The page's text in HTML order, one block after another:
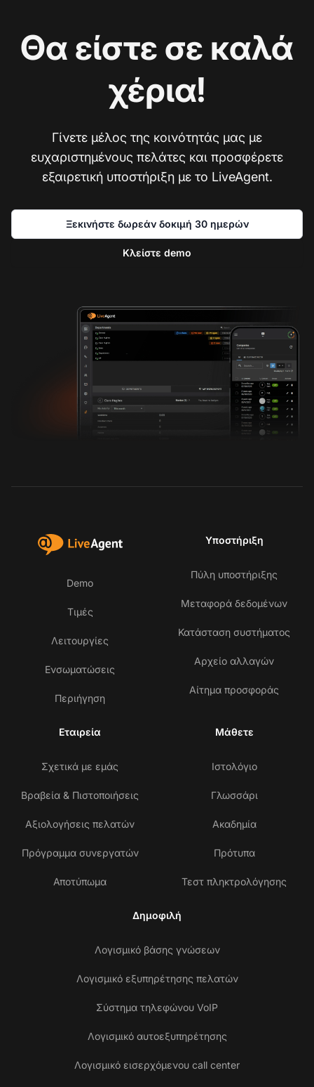
Θα είστε σε καλά
χέρια!
Γίνετε μέλος της κοινότητάς μας με
ευχαριστημένους πελάτες και προσφέρετε
εξαιρετική υποστήριξη με το LiveAgent.
Ξεκινήστε δωρεάν δοκιμή 30 ημερών
Κλείστε demo
Demo
Τιμές
Λειτουργίες
Ενσωματώσεις
Περιήγηση
Υποστήριξη
Πύλη υποστήριξης
Μεταφορά δεδομένων
Κατάσταση συστήματος
Αρχείο αλλαγών
Αίτημα προσφοράς
Εταιρεία
Σχετικά με εμάς
Βραβεία & Πιστοποιήσεις
Αξιολογήσεις πελατών
Πρόγραμμα συνεργατών
Αποτύπωμα
Μάθετε
Ιστολόγιο
Γλωσσάρι
Ακαδημία
Πρότυπα
Τεστ πληκτρολόγησης
Δημοφιλή
Λογισμικό βάσης γνώσεων
Λογισμικό εξυπηρέτησης πελατών
Σύστημα τηλεφώνου VoIP
Λογισμικό αυτοεξυπηρέτησης
Λογισμικό εισερχόμενου call center